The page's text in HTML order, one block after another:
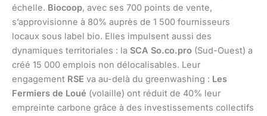
échelle. Biocoop, avec ses 700 points de vente,
s’approvisionne à 80% auprès de 1 500 fournisseurs
locaux sous label bio. Elles impulsent aussi des
dynamiques territoriales : la SCA So.co.pro (Sud-Ouest) a
créé 15 000 emplois non délocalisables. Leur
engagement RSE va au-delà du greenwashing : Les
Fermiers de Loué (volaille) ont réduit de 40% leur
empreinte carbone grâce à des investissements collectifs